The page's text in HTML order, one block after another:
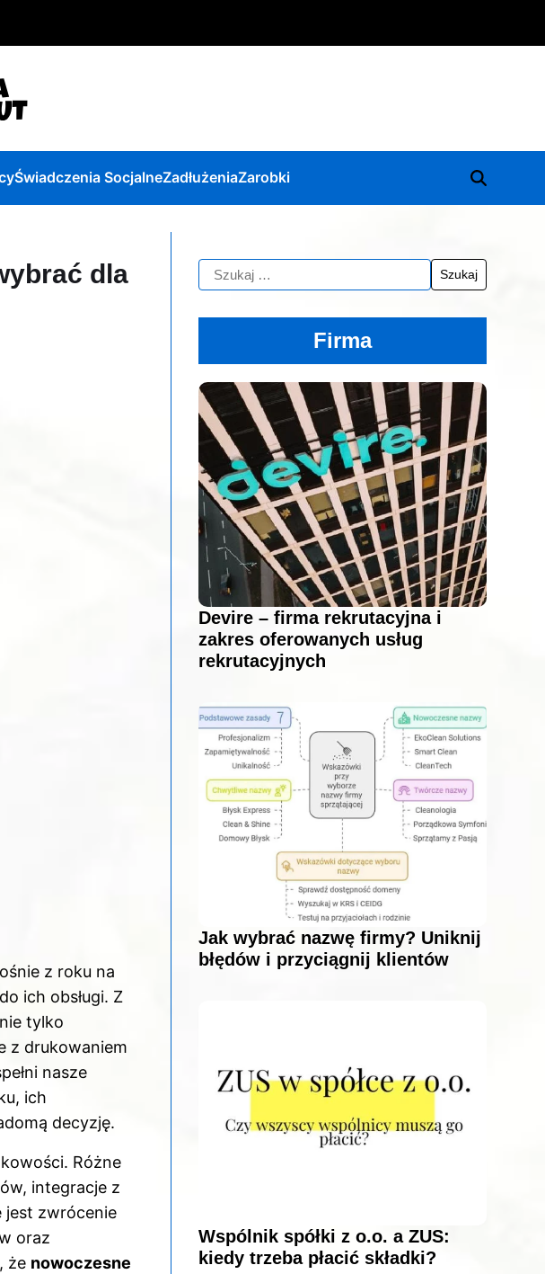
Świadczenia SocjalneZadłużeniaZarobki
dla
z roku na
ich obsługi. Z
tylko
z drukowaniem
nasze
ich
decyzję.
Różne
integracje z
jest zwrócenie
oraz
że nowoczesne
Firma
Devire – firma rekrutacyjna i
zakres oferowanych usług
rekrutacyjnych
Jak wybrać nazwę firmy? Uniknij
błędów i przyciągnij klientów
Wspólnik spółki z o.o. a ZUS:
kiedy trzeba płacić składki?